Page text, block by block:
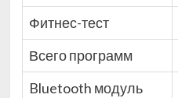
Фитнес-тест
Всего программ
Bluetooth модуль